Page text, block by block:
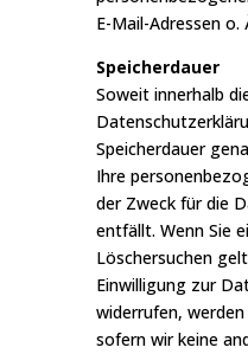
E-Mail-Adressen
Speicherdauer
Soweit innerhalb
Speicherdauer
Ihre
der Zweck für die
entfällt. Wenn Sie
Löschersuchen
Einwilligung zur
widerrufen,
sofern wir keine